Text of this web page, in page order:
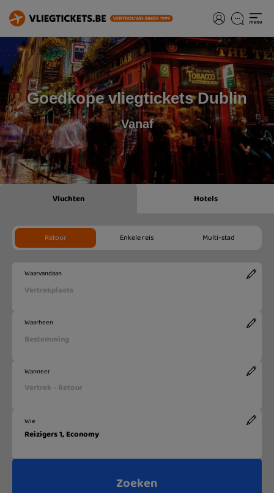
Goedkope vliegtickets Dublin
Vanaf